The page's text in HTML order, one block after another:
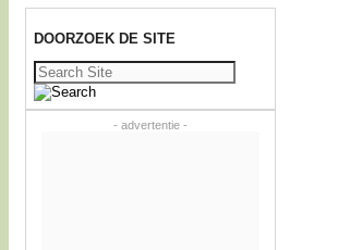
DOORZOEK DE SITE
Zoeken
naar:
- advertentie -